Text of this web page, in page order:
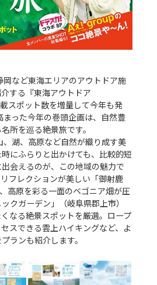
する『東海アウトドア
スポット数を増量して今年も発
った今年の巻頭企画は、自然豊
所を巡る絶景旅です。
にふらりと出かけても、比較的短
会えるのが、この地域の魅力で
フレクションが美しい「御射鹿
高原を彩る一面のベゴニア畑が圧
クガーデン」（岐阜県郡上市）
なる絶景スポットを厳選。ロープ
スできる雲上ハイキングなど、よ
ランも紹介します。